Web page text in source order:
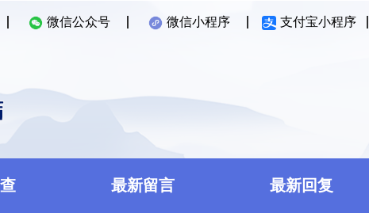
微信公众号 微信小程序 支付宝小程序
最新留言 最新回复